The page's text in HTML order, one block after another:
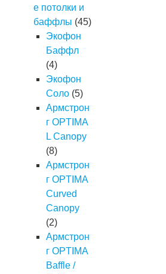
е потолки и
баффлы (45)
Экофон
Баффл
(4)
Экофон
Соло (5)
Армстрон
г OPTIMA
L Canopy
(8)
Армстрон
г OPTIMA
Curved
Canopy
(2)
Армстрон
г OPTIMA
Baffle /